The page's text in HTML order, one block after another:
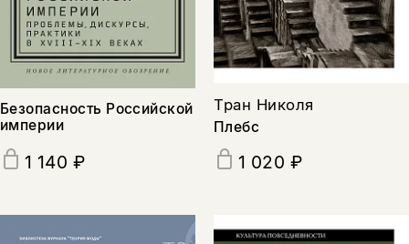
Безопасность Российской
империи
1 140 ₽
Тран Николя
Плебс
1 020 ₽
подписаться
подписаться
нет, вернуться назад